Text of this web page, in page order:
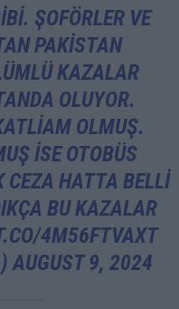
ŞOFÖRLER VE
PAKISTAN
KAZALAR
OLUYOR.
OLMUŞ.
ISE OTOBÜS
CEZA HATTA BELLI
BU KAZALAR
4M56FTVAXT
AUGUST 9, 2024